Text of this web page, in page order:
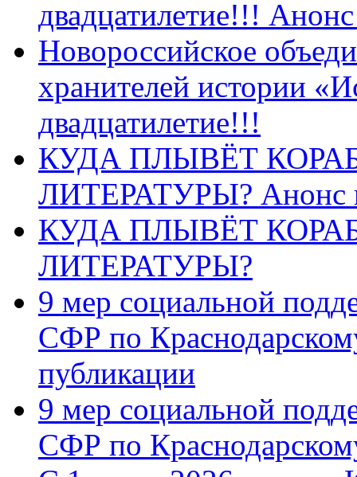
двадцатилетие!!!
Новороссийское
хранителей истории
двадцатилетие!!!
КУДА ПЛЫВЁТ
ЛИТЕРАТУРЫ? Анонс
КУДА ПЛЫВЁТ
ЛИТЕРАТУРЫ?
9 мер социальной
СФР по
публикации
9 мер социальной
СФР по